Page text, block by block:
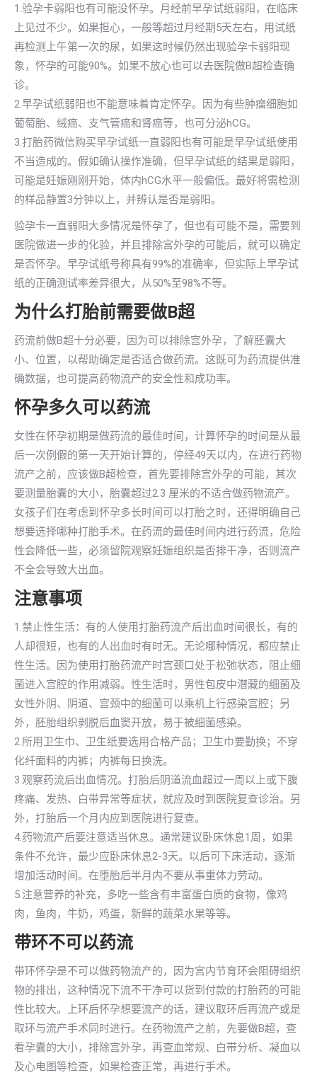
1.验孕卡弱阳也有可能没怀孕。月经前早孕试纸弱阳，在临床
上见过不少。如果担心，一般等超过月经期5天左右，用试纸
再检测上午第一次的尿，如果这时候仍然出现验孕卡弱阳现
象，怀孕的可能90%。如果不放心也可以去医院做B超检查确
诊。
2.早孕试纸弱阳也不能意味着肯定怀孕。因为有些肿瘤细胞如
葡萄胎、绒癌、支气管癌和肾癌等，也可分泌hCG。
3.打胎药微信购买早孕试纸一直弱阳也有可能是早孕试纸使用
不当造成的。假如确认操作准确，但早孕试纸的结果是弱阳，
可能是妊娠刚刚开始，体内hCG水平一般偏低。最好将需检测
的样品静置3分钟以上，并辨认是否是弱阳。
验孕卡一直弱阳大多情况是怀孕了，但也有可能不是，需要到
医院做进一步的化验，并且排除宫外孕的可能后，就可以确定
是否怀孕。早孕试纸号称具有99%的准确率，但实际上早孕试
纸的正确测试率差异很大，从50%至98%不等。
为什么打胎前需要做B超
药流前做B超十分必要，因为可以排除宫外孕，了解胚囊大
小、位置，以帮助确定是否适合做药流。这既可为药流提供准
确数据，也可提高药物流产的安全性和成功率。
怀孕多久可以药流
女性在怀孕初期是做药流的最佳时间，计算怀孕的时间是从最
后一次例假的第一天开始计算的，停经49天以内，在进行药物
流产之前，应该做B超检查，首先要排除宫外孕的可能，其次
要测量胎囊的大小，胎囊超过2.3 厘米的不适合做药物流产。
女孩子们在考虑到怀孕多长时间可以打胎之时，还得明确自己
想要选择哪种打胎手术。在药流的最佳时间内进行药流，危险
性会降低一些，必须留院观察妊娠组织是否排干净，否则流产
不全会导致大出血。
注意事项
1.禁止性生活：有的人使用打胎药流产后出血时间很长，有的
人却很短，也有的人出血时有时无。无论哪种情况，都应禁止
性生活。因为使用打胎药流产时宫颈口处于松弛状态，阻止细
菌进入宫腔的作用减弱。性生活时，男性包皮中潜藏的细菌及
女性外阴、阴道、宫颈中的细菌可以乘机上行感染宫腔；另
外，胚胎组织剥脱后血窦开放，易于被细菌感染。
2.所用卫生巾、卫生纸要选用合格产品；卫生巾要勤换；不穿
化纤面料的内裤；内裤每日换洗。
3.观察药流后出血情况。打胎后阴道流血超过一周以上或下腹
疼痛、发热、白带异常等症状，就应及时到医院复查诊治。另
外，打胎后一个月内应到医院进行复查。
4.药物流产后要注意适当休息。通常建议卧床休息1周，如果
条件不允许，最少应卧床休息2-3天。以后可下床活动，逐渐
增加活动时间。在堕胎后半月内不要从事重体力劳动。
5.注意营养的补充，多吃一些含有丰富蛋白质的食物，像鸡
肉，鱼肉，牛奶，鸡蛋，新鲜的蔬菜水果等等。
带环不可以药流
带环怀孕是不可以做药物流产的，因为宫内节育环会阻碍组织
物的排出，这种情况下流不干净可以货到付款的打胎药的可能
性比较大。上环后怀孕想要流产的话，建议取环后再流产或是
取环与流产手术同时进行。在药物流产之前，先要做B超，查
看孕囊的大小，排除宫外孕，再查血常规、白带分析、凝血以
及心电图等检查，如果检查正常，再进行手术。